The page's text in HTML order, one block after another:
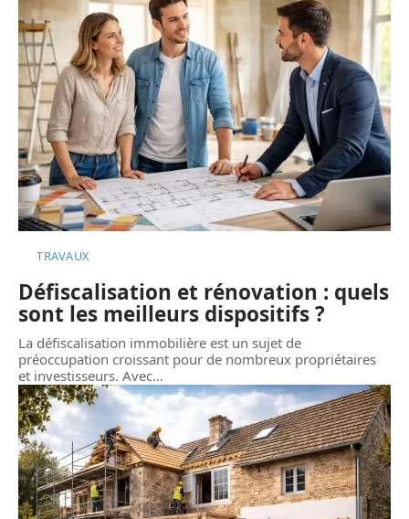
TRAVAUX
Défiscalisation et rénovation : quels
sont les meilleurs dispositifs ?
La défiscalisation immobilière est un sujet de
préoccupation croissant pour de nombreux propriétaires
et investisseurs. Avec…